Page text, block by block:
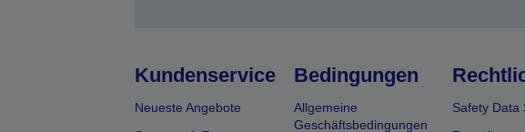
Kundenservice
Neueste Angebote
Bedingungen
Allgemeine
Geschäftsbedingungen
Safety Data